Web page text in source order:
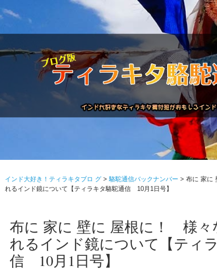
駱駝通信バックナンバー インドが大好き!!
インド大好き！ティラキタブロ グ >駱駝通信バックナンバー > 布に 家に
れるインド鏡について【ティラキタ駱駝通信 10月1日号】
布に 家に 壁に 屋根に！ 様々
れるインド鏡について【ティ
信 10月1日号】